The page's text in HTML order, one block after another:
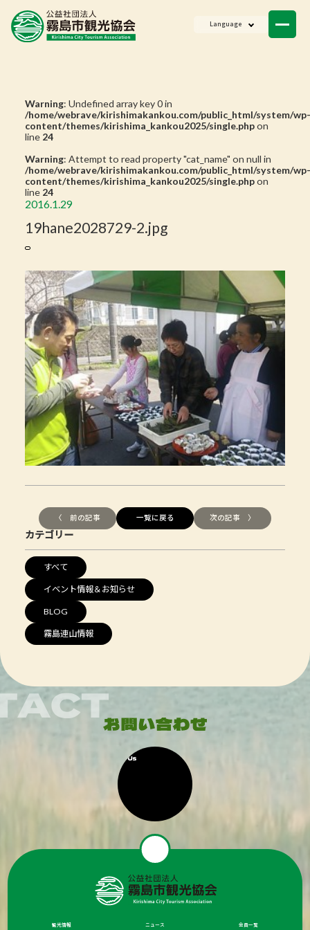
Language
Warning: Undefined array key 0 in
/home/webrave/kirishimakankou.com/public_html/system/wp-
content/themes/kirishima_kankou2025/single.phpon
line 24
Warning: Attempt to read property "cat_name" on null in
/home/webrave/kirishimakankou.com/public_html/system/wp-
content/themes/kirishima_kankou2025/single.phpon
line 24
2016.1.29
19hane2028729-2.jpg
〈 前の記事 一覧に戻る 次の記事 〉
カテゴリー
すべて
イベント情報＆お知らせ
BLOG
霧島連山情報
観光情報 ニュース 会員一覧